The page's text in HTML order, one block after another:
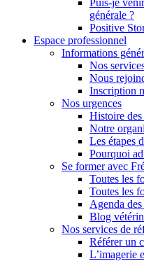
Puis-je
générale ?
Positive
Espace professionnel
Informations
Nos
Nous
Inscription
Nos urgences
Histoire des
Notre
Les étapes
Pourquoi
Se former avec
Toutes les
Toutes les
Agenda
Blog
Nos services de
Référer un
L’imagerie